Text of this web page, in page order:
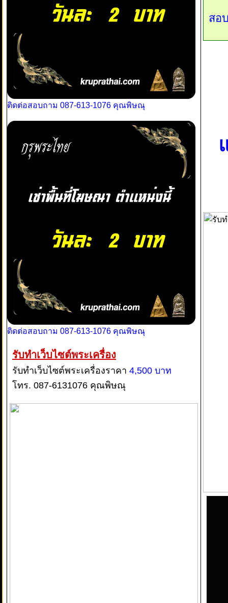
ติดต่อสอบถาม 087-613-1076 คุณพิษณุ
ติดต่อสอบถาม 087-613-1076 คุณพิษณุ
รับทำเว็บไซต์พระเครื่อง
รับทำเว็บไซต์พระเครื่องราคา 4,500 บาท
โทร. 087-6131076 คุณพิษณุ
สอ